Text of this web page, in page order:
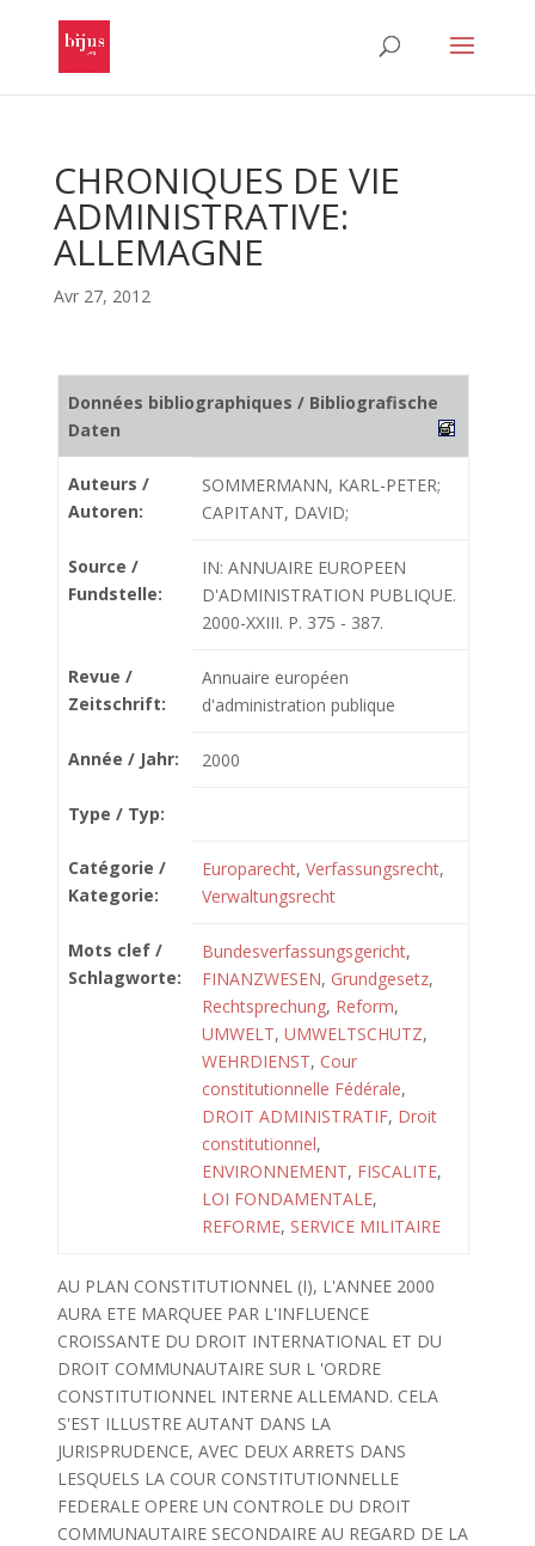
CHRONIQUES DE VIE
ADMINISTRATIVE:
ALLEMAGNE
Avr 27, 2012
Données bibliographiques / Bibliografische
Daten
Auteurs /
Autoren:
SOMMERMANN, KARL-PETER;
CAPITANT, DAVID;
Source /
Fundstelle:
IN: ANNUAIRE EUROPEEN
D'ADMINISTRATION PUBLIQUE.
2000-XXIII. P. 375 - 387.
Revue /
Zeitschrift:
Annuaire européen
d'administration publique
Année / Jahr: 2000
Type / Typ:
Catégorie /
Kategorie:
Europarecht, Verfassungsrecht,
Verwaltungsrecht
Mots clef /
Schlagworte:
Bundesverfassungsgericht,
FINANZWESEN, Grundgesetz,
Rechtsprechung, Reform,
UMWELT, UMWELTSCHUTZ,
WEHRDIENST, Cour
constitutionnelle Fédérale,
DROIT ADMINISTRATIF, Droit
constitutionnel,
ENVIRONNEMENT, FISCALITE,
LOI FONDAMENTALE,
REFORME, SERVICE MILITAIRE
AU PLAN CONSTITUTIONNEL (I), L'ANNEE 2000
AURA ETE MARQUEE PAR L'INFLUENCE
CROISSANTE DU DROIT INTERNATIONAL ET DU
DROIT COMMUNAUTAIRE SUR L 'ORDRE
CONSTITUTIONNEL INTERNE ALLEMAND. CELA
S'EST ILLUSTRE AUTANT DANS LA
JURISPRUDENCE, AVEC DEUX ARRETS DANS
LESQUELS LA COUR CONSTITUTIONNELLE
FEDERALE OPERE UN CONTROLE DU DROIT
COMMUNAUTAIRE SECONDAIRE AU REGARD DE LA